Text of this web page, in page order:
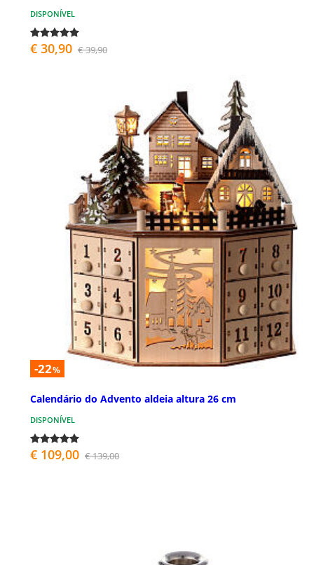
DISPONÍVEL
€ 30,90 € 39,90
-22%
Calendário do Advento aldeia altura 26 cm
DISPONÍVEL
€ 109,00 € 139,00